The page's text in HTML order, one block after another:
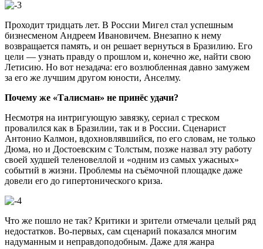
Проходит тридцать лет. В России Мигел стал успешным
бизнесменом Андреем Ивановичем. Внезапно к нему
возвращается память, и он решает вернуться в Бразилию. Его
цели — узнать правду о прошлом и, конечно же, найти свою
Летисию. Но вот незадача: его возлюбленная давно замужем
за его же лучшим другом юности, Анселму.
Почему же «Талисман» не принёс удачи?
Несмотря на интригующую завязку, сериал с треском
провалился как в Бразилии, так и в России. Сценарист
Антонио Калмон, вдохновлявшийся, по его словам, не только
Дюма, но и Достоевским с Толстым, позже назвал эту работу
своей худшей теленовеллой и «одним из самых ужасных»
событий в жизни. Проблемы на съёмочной площадке даже
довели его до гипертонического криза.
Что же пошло не так? Критики и зрители отмечали целый ряд
недостатков. Во-первых, сам сценарий показался многим
надуманным и неправдоподобным. Даже для жанра